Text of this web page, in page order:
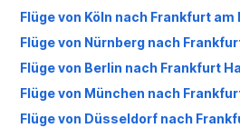
Flüge von Köln nach Frankfurt am
Flüge von Nürnberg nach
Flüge von Berlin nach Frankfurt
Flüge von München nach
Flüge von Düsseldorf nach